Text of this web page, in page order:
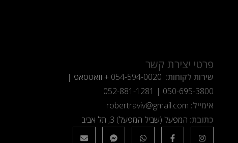
פרטי יצירת קשר
שירות לקוחות: 054-594-0020 + וואטסאפ |
050-695-3800
|
052-881-1281
אימייל: robertraviv@gmail.com
כתובת: המפעל (שביל המפעל) 3, תל אביב